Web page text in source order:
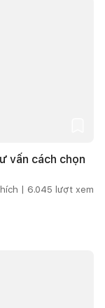
vấn cách chọn
| 6.045 lượt xem